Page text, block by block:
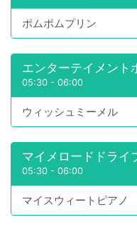
ポムポムプリン
エンターテイメント
05:30 - 06:00
ウィッシュミーメル
マイメロードドライ
05:30 - 06:00
マイスウィートピアノ